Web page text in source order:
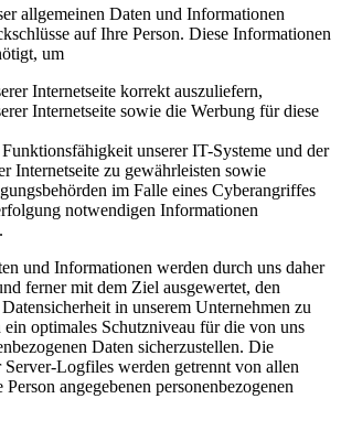
allgemeinen Daten und Informationen
auf Ihre Person. Diese Informationen
um
Internetseite korrekt auszuliefern,
Internetseite sowie die Werbung für diese
unserer IT-Systeme und der
Internetseite zu gewährleisten sowie
im Falle eines Cyberangriffes
notwendigen Informationen
und Informationen werden durch uns daher
ferner mit dem Ziel ausgewertet, den
in unserem Unternehmen zu
optimales Schutzniveau für die von uns
Daten sicherzustellen. Die
Server-Logfiles werden getrennt von allen
angegebenen personenbezogenen